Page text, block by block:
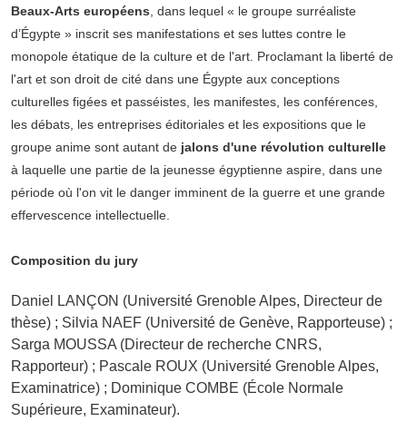
Beaux-Arts européens, dans lequel « le groupe surréaliste
d’Égypte » inscrit ses manifestations et ses luttes contre le
monopole étatique de la culture et de l'art. Proclamant la liberté de
l'art et son droit de cité dans une Égypte aux conceptions
culturelles figées et passéistes, les manifestes, les conférences,
les débats, les entreprises éditoriales et les expositions que le
groupe anime sont autant de jalons d'une révolution culturelle
à laquelle une partie de la jeunesse égyptienne aspire, dans une
période où l'on vit le danger imminent de la guerre et une grande
effervescence intellectuelle.
Composition du jury
Daniel LANÇON (Université Grenoble Alpes, Directeur de
thèse) ; Silvia NAEF (Université de Genève, Rapporteuse) ;
Sarga MOUSSA (Directeur de recherche CNRS,
Rapporteur) ; Pascale ROUX (Université Grenoble Alpes,
Examinatrice) ; Dominique COMBE (École Normale
Supérieure, Examinateur).